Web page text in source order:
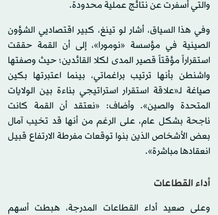
والتي أسفرت عن نتائج عملية محدودة.
وفي هذا السياق، أشار لو تينغ، كبير اقتصاديي الشؤون
الصينية في مؤسسة «نومورا»، إلى أن القمة حققت
استقراراً مؤقتاً قصير المدى لكلا القائدين؛ حيث وصفتها
واشنطن بأنها ترتيب براغماتي، بينما اعتبرتها بكين
صياغة لـ«علاقة استقرار استراتيجي بناءة بين الولايات
المتحدة والصين». وأضاف: «نعتقد أن القمة كانت
ناجحة بشكل عام، على الرغم من أنها قد تخيب آمال
بعض الأشخاص الذين بنوا توقعات مفرطة الارتفاع قبيل
انعقادها مباشرة».
أداء القطاعات
وعلى صعيد أداء القطاعات المدرجة، هبطت أسهم